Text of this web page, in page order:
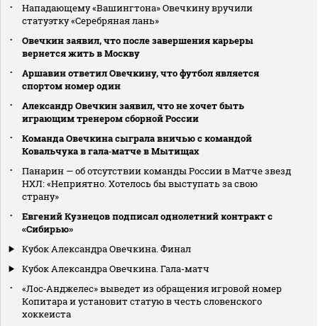
Нападающему «Вашингтона» Овечкину вручили
статуэтку «Серебряная лань»
Овечкин заявил, что после завершения карьеры
вернется жить в Москву
Аршавин ответил Овечкину, что футбол является
спортом номер один
Александр Овечкин заявил, что не хочет быть
играющим тренером сборной России
Команда Овечкина сыграла вничью с командой
Ковальчука в гала‑матче в Мытищах
Панарин — об отсутствии команды России в Матче звезд
НХЛ: «Неприятно. Хотелось бы выступать за свою
страну»
Евгений Кузнецов подписал однолетний контракт с
«Сибирью»
Кубок Александра Овечкина. Финал
Кубок Александра Овечкина. Гала-матч
«Лос‑Анджелес» выведет из обращения игровой номер
Копитара и установит статую в честь словенского
хоккеиста